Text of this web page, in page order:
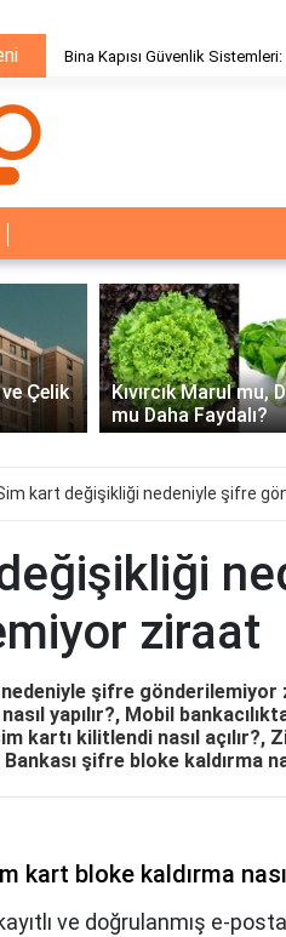
Bina Kapısı Güvenlik
Marul
İstanbul Yöresel
Tarihî ve Kültürel
kart değişikliği nedeniyle şifre
ziraat
şifre gönderilemiyor
yapılır?, Mobil
kartı kilitlendi nasıl
şifre bloke kaldırma
kart bloke kaldırma
ve doğrulanmış e-